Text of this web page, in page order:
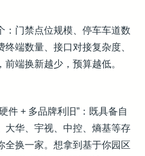
：门禁点位规模、停车车道数
端数量、接口对接复杂度、
前端换新越少，预算越低。
件 + 多品牌利旧”：既具备自
大华、宇视、中控、熵基等存
全换一家。想拿到基于你园区